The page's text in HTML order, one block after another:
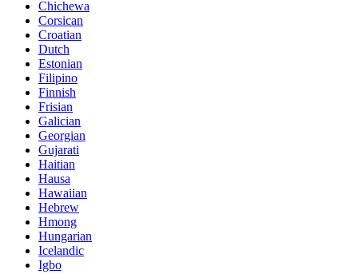
Chichewa
Corsican
Croatian
Dutch
Estonian
Filipino
Finnish
Frisian
Galician
Georgian
Gujarati
Haitian
Hausa
Hawaiian
Hebrew
Hmong
Hungarian
Icelandic
Igbo